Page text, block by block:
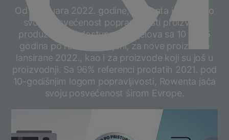
Od 1. januara 2022. godine, Rowenta je pojačao
svoju posvećenost popravljivosti proizvoda
produžavajući dostupnost dijelova sa 10 na 15
godina po razumnoj cijeni, za nove proizvode
lansirane 2022., kao i za proizvode koji su još u
proizvodnji. Sa 96% referenci prodatih 2021. pod
10-godišnjim logom popravljivosti, Rowenta jača
svoju posvećenost širom Evrope.